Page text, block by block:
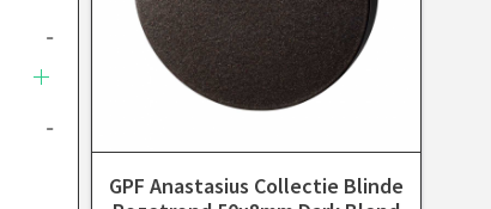
-
-
GPF Anastasius Collectie Blinde